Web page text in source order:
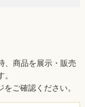
、商品を展示・販売
をご確認ください。